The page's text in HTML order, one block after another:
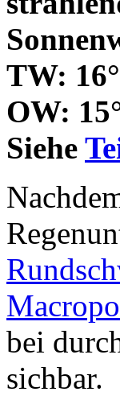
TW:
OW:
Siehe
bei
sichbar.